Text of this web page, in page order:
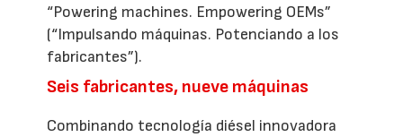
“Powering machines. Empowering OEMs”
(“Impulsando máquinas. Potenciando a los
fabricantes”).
Seis fabricantes, nueve máquinas
Combinando tecnología diésel innovadora